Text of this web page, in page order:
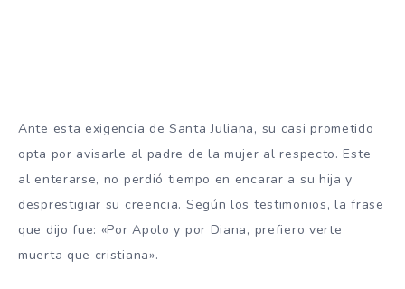
Ante esta exigencia de Santa Juliana, su casi prometido
opta por avisarle al padre de la mujer al respecto. Este
al enterarse, no perdió tiempo en encarar a su hija y
desprestigiar su creencia. Según los testimonios, la frase
que dijo fue: «Por Apolo y por Diana, prefiero verte
muerta que cristiana».